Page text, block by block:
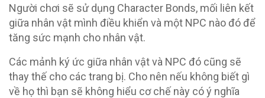
Người chơi sẽ sử dụng Character Bonds, mối liên kết
giữa nhân vật mình điều khiển và một NPC nào đó để
tăng sức mạnh cho nhân vật.
Các mảnh ký ức giữa nhân vật và NPC đó cũng sẽ
thay thế cho các trang bị. Cho nên nếu không biết gì
về họ thì bạn sẽ không hiểu cơ chế này có ý nghĩa